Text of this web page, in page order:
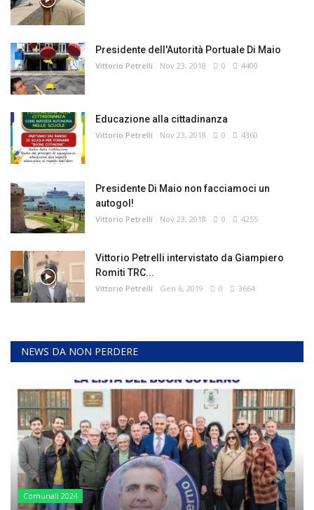
Presidente dell'Autorità Portuale Di Maio
Vittorio Petrelli Nov 23, 2018 0 4400
Educazione alla cittadinanza
Vittorio Petrelli Nov 23, 2018 0 4360
Presidente Di Maio non facciamoci un
autogol!
Vittorio Petrelli Nov 23, 2018 0 4255
Vittorio Petrelli intervistato da Giampiero
Romiti TRC...
Vittorio Petrelli Gen 6, 2019 0 3664
NEWS DA NON PERDERE
Comunali 2024